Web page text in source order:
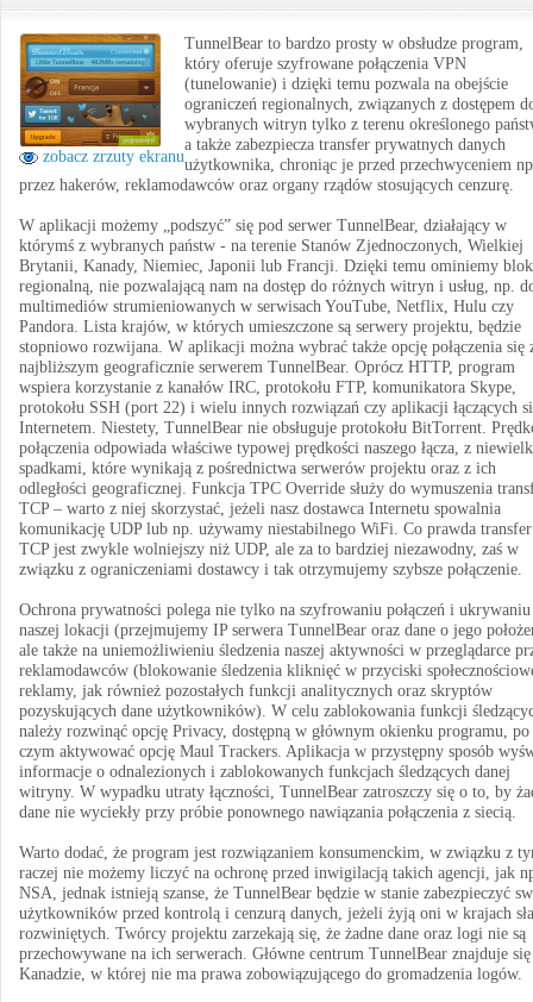
zobacz zrzuty ekranu
TunnelBear to bardzo prosty w obsłudze program,
który oferuje szyfrowane połączenia VPN
(tunelowanie) i dzięki temu pozwala na obejście
ograniczeń regionalnych, związanych z dostępem
wybranych witryn tylko z terenu określonego
a także zabezpiecza transfer prywatnych danych
użytkownika, chroniąc je przed przechwyceniem
przez hakerów, reklamodawców oraz organy rządów stosujących cenzurę.
W aplikacji możemy „podszyć” się pod serwer TunnelBear, działający w
którymś z wybranych państw - na terenie Stanów Zjednoczonych, Wielkiej
Brytanii, Kanady, Niemiec, Japonii lub Francji. Dzięki temu ominiemy
regionalną, nie pozwalającą nam na dostęp do różnych witryn i usług, np.
multimediów strumieniowanych w serwisach YouTube, Netflix, Hulu czy
Pandora. Lista krajów, w których umieszczone są serwery projektu, będzie
stopniowo rozwijana. W aplikacji można wybrać także opcję połączenia się
najbliższym geograficznie serwerem TunnelBear. Oprócz HTTP, program
wspiera korzystanie z kanałów IRC, protokołu FTP, komunikatora Skype,
protokołu SSH (port 22) i wielu innych rozwiązań czy aplikacji łączących
Internetem. Niestety, TunnelBear nie obsługuje protokołu BitTorrent.
połączenia odpowiada właściwe typowej prędkości naszego łącza, z
spadkami, które wynikają z pośrednictwa serwerów projektu oraz z ich
odległości geograficznej. Funkcja TPC Override służy do wymuszenia
TCP – warto z niej skorzystać, jeżeli nasz dostawca Internetu spowalnia
komunikację UDP lub np. używamy niestabilnego WiFi. Co prawda transfer
TCP jest zwykle wolniejszy niż UDP, ale za to bardziej niezawodny, zaś w
związku z ograniczeniami dostawcy i tak otrzymujemy szybsze połączenie.
Ochrona prywatności polega nie tylko na szyfrowaniu połączeń i ukrywaniu
naszej lokacji (przejmujemy IP serwera TunnelBear oraz dane o jego
ale także na uniemożliwieniu śledzenia naszej aktywności w przeglądarce
reklamodawców (blokowanie śledzenia kliknięć w przyciski
reklamy, jak również pozostałych funkcji analitycznych oraz skryptów
pozyskujących dane użytkowników). W celu zablokowania funkcji
należy rozwinąć opcję Privacy, dostępną w głównym okienku programu, po
czym aktywować opcję Maul Trackers. Aplikacja w przystępny sposób
informacje o odnalezionych i zablokowanych funkcjach śledzących danej
witryny. W wypadku utraty łączności, TunnelBear zatroszczy się o to, by
dane nie wyciekły przy próbie ponownego nawiązania połączenia z siecią.
Warto dodać, że program jest rozwiązaniem konsumenckim, w związku z
raczej nie możemy liczyć na ochronę przed inwigilacją takich agencji, jak
NSA, jednak istnieją szanse, że TunnelBear będzie w stanie zabezpieczyć
użytkowników przed kontrolą i cenzurą danych, jeżeli żyją oni w krajach
rozwiniętych. Twórcy projektu zarzekają się, że żadne dane oraz logi nie są
przechowywane na ich serwerach. Główne centrum TunnelBear znajduje
Kanadzie, w której nie ma prawa zobowiązującego do gromadzenia logów.